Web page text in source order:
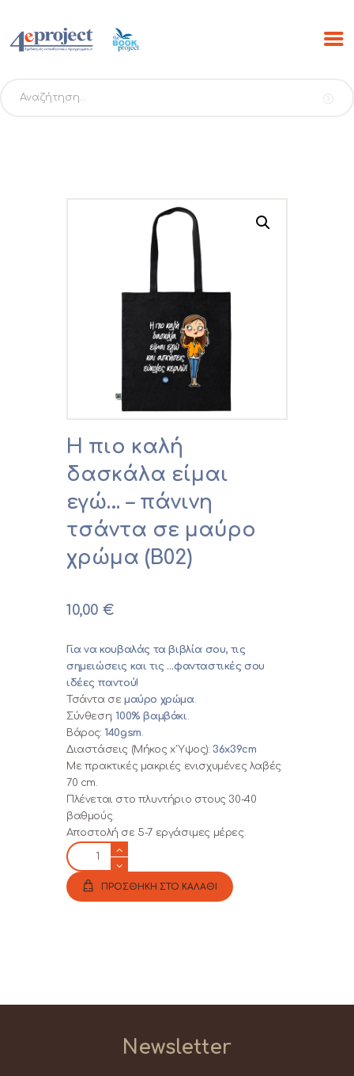
ΑΡΧΙΚΗ
ΕΚΔΟΣΕΙΣ THE BOOK
ΕΠΙΚΟΙΝΩΝΙΑ
0,00 €
Η πιο καλή
δασκάλα είμαι
εγώ… – πάνινη
τσάντα σε μαύρο
χρώμα (B02)
10,00 €
Για να κουβαλάς τα βιβλία σου, τις
σημειώσεις και τις …φανταστικές σου
ιδέες παντού!
Τσάντα σε μαύρο χρώμα.
Σύνθεση:100% βαμβάκι.
Βάρος:140gsm.
Διαστάσεις (Μήκος x Ύψος): 36x39cm
Με πρακτικές μακριές ενισχυμένες λαβές
70 cm.
Πλένεται στο πλυντήριο στους 30-40
βαθμούς.
Αποστολή σε 5-7 εργάσιμες μέρες.
Η
πιο
καλή
δασκάλα
ΠΡΟΣΘΗΚΗ ΣΤΟ ΚΑΛΑΘΙ
Newsletter